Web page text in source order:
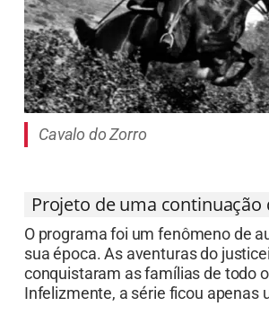
Cavalo do Zorro
Projeto de uma continuação
O programa foi um fenômeno de
sua época. As aventuras do
conquistaram as famílias de todo
Infelizmente, a série ficou apenas